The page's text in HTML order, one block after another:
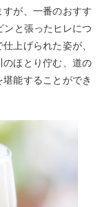
が、一番のおすす
ンと張ったヒレにつ
上げられた姿が、
のほとり佇む、道の
能することができ